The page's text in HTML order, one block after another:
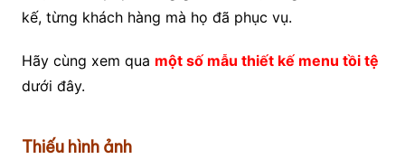
kế, từng khách hàng mà họ đã phục vụ.
Hãy cùng xem qua một số mẫu thiết kế menu tồi tệ
dưới đây.
Thiếu hình ảnh